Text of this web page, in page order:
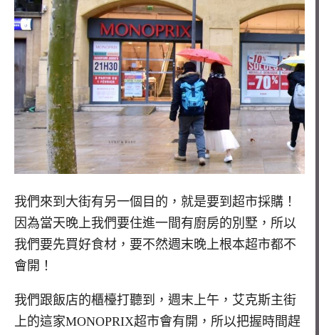
我們來到大街有另一個目的，就是要到超市採購！
因為當天晚上我們要住進一間有廚房的別墅，所以
我們要先買好食材，要不然週末晚上根本超市都不
會開！
我們跟飯店的櫃檯打聽到，週末上午，艾克斯主街
上的這家MONOPRIX超市會有開，所以把握時間趕